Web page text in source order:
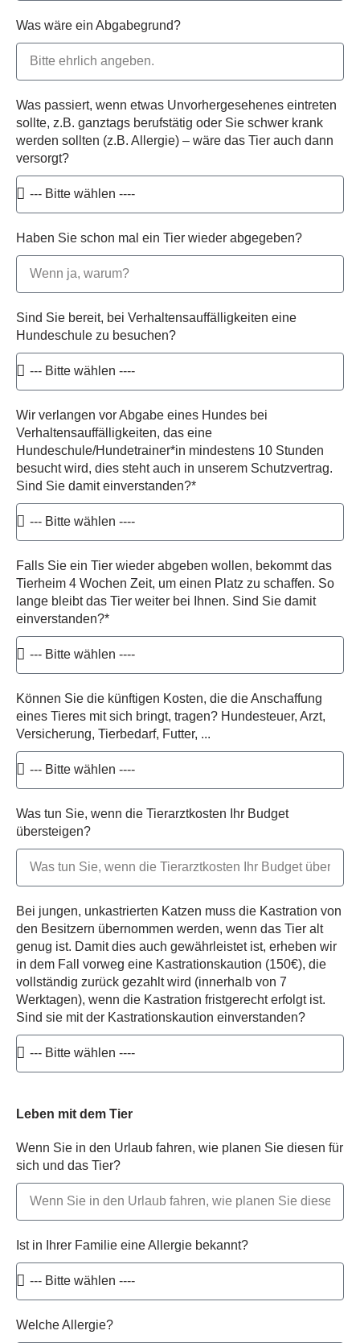
Was wäre ein Abgabegrund?
Was passiert, wenn etwas Unvorhergesehenes eintreten
sollte, z.B. ganztags berufstätig oder Sie schwer krank
werden sollten (z.B. Allergie) – wäre das Tier auch dann
versorgt?
Haben Sie schon mal ein Tier wieder abgegeben?
Sind Sie bereit, bei Verhaltensauffälligkeiten eine
Hundeschule zu besuchen?
Wir verlangen vor Abgabe eines Hundes bei
Verhaltensauffälligkeiten, das eine
Hundeschule/Hundetrainer*in mindestens 10 Stunden
besucht wird, dies steht auch in unserem Schutzvertrag.
Sind Sie damit einverstanden?*
Falls Sie ein Tier wieder abgeben wollen, bekommt das
Tierheim 4 Wochen Zeit, um einen Platz zu schaffen. So
lange bleibt das Tier weiter bei Ihnen. Sind Sie damit
einverstanden?*
Können Sie die künftigen Kosten, die die Anschaffung
eines Tieres mit sich bringt, tragen? Hundesteuer, Arzt,
Versicherung, Tierbedarf, Futter, ...
Was tun Sie, wenn die Tierarztkosten Ihr Budget
übersteigen?
Bei jungen, unkastrierten Katzen muss die Kastration von
den Besitzern übernommen werden, wenn das Tier alt
genug ist. Damit dies auch gewährleistet ist, erheben wir
in dem Fall vorweg eine Kastrationskaution (150€), die
vollständig zurück gezahlt wird (innerhalb von 7
Werktagen), wenn die Kastration fristgerecht erfolgt ist.
Sind sie mit der Kastrationskaution einverstanden?
Leben mit dem Tier
Wenn Sie in den Urlaub fahren, wie planen Sie diesen für
sich und das Tier?
Ist in Ihrer Familie eine Allergie bekannt?
Welche Allergie?